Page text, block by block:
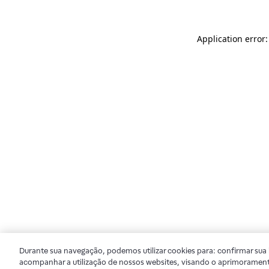
Application
Durante sua navegação, podemos utilizar cookies para: confirmar
acompanhar a utilização de nossos websites, visando o